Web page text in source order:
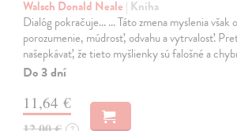
Walsch Donald Neale | Kniha
Dialóg pokračuje... ... Táto zmena myslenia však
porozumenie, múdrosť, odvahu a vytrvalosť.
našepkávať, že tieto myšlienky sú falošné a
Do 3 dní
11,64 €